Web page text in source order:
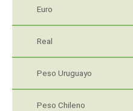
Euro
Real
Peso Uruguayo
Peso Chileno